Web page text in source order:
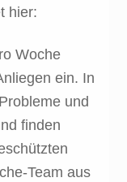
hier:
Woche
ein. In
und
finden
Team aus